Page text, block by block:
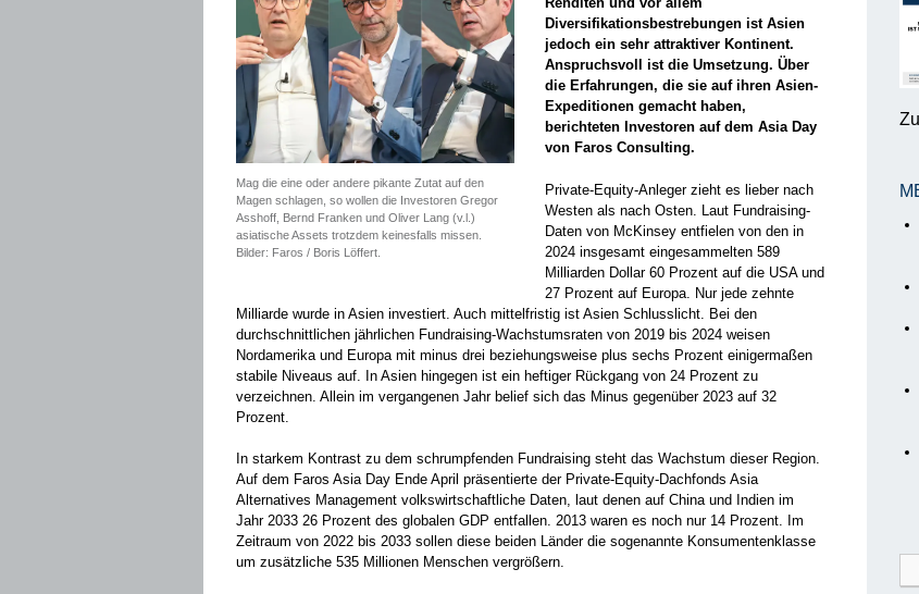
Mag die eine oder andere pikante Zutat auf den
Magen schlagen, so wollen die Investoren Gregor
Asshoff, Bernd Franken und Oliver Lang (v.l.)
asiatische Assets trotzdem keinesfalls missen.
Bilder: Faros / Boris Löffert.
Diversifikationsbestrebungen ist Asien
jedoch ein sehr attraktiver Kontinent.
Anspruchsvoll ist die Umsetzung. Über
die Erfahrungen, die sie auf ihren Asien-
Expeditionen gemacht haben,
berichteten Investoren auf dem Asia Day
von Faros Consulting.
Private-Equity-Anleger zieht es lieber nach
Westen als nach Osten. Laut Fundraising-
Daten von McKinsey entfielen von den in
2024 insgesamt eingesammelten 589
Milliarden Dollar 60 Prozent auf die USA und
27 Prozent auf Europa. Nur jede zehnte
Milliarde wurde in Asien investiert. Auch mittelfristig ist Asien Schlusslicht. Bei den
durchschnittlichen jährlichen Fundraising-Wachstumsraten von 2019 bis 2024 weisen
Nordamerika und Europa mit minus drei beziehungsweise plus sechs Prozent einigermaßen
stabile Niveaus auf. In Asien hingegen ist ein heftiger Rückgang von 24 Prozent zu
verzeichnen. Allein im vergangenen Jahr belief sich das Minus gegenüber 2023 auf 32
Prozent.
In starkem Kontrast zu dem schrumpfenden Fundraising steht das Wachstum dieser Region.
Auf dem Faros Asia Day Ende April präsentierte der Private-Equity-Dachfonds Asia
Alternatives Management volkswirtschaftliche Daten, laut denen auf China und Indien im
Jahr 2033 26 Prozent des globalen GDP entfallen. 2013 waren es noch nur 14 Prozent. Im
Zeitraum von 2022 bis 2033 sollen diese beiden Länder die sogenannte Konsumentenklasse
um zusätzliche 535 Millionen Menschen vergrößern.